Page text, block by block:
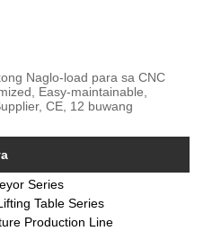
Naglo-load para sa CNC
Easy-maintainable,
CE, 12 buwang
Series
Table Series
Production Line